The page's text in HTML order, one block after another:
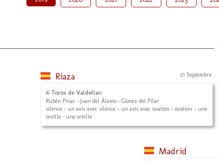
Riaza 21 Septembre
6 Toros de Valdellan
Rubén Pinar - Juan del Álamo - Gómez del Pilar
silence - un avis avec silence - un avis avec ovation - ovation - une
oreille - une oreille
Madrid